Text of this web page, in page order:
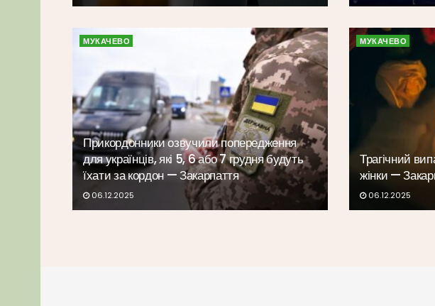
МУКАЧЕВО
Прикордонники озвучили попередження
для українців, які 5, 6 або 7 грудня будуть
їхати за кордон — Закарпаття
06.12.2025
МУКАЧЕВО
Трагічний
жінки —
06.12.2025